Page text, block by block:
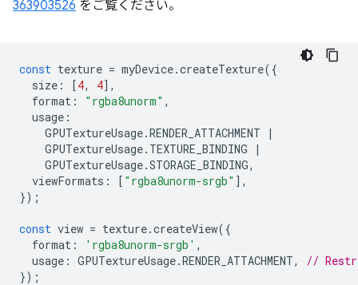
363903526 をご覧ください。
const texture = myDevice.createTexture({
size : [4, 4],
format : "rgba8unorm" ,
usage :
GPUTextureUsage.RENDER_ATTACHMENT
|
GPUTextureUsage. TEXTURE_BINDING
|
GPUTextureUsage.STORAGE_BINDING,
viewFormats : [ "rgba8unorm-srgb" ],
});
const view = texture.createView({
format : 'rgba8unorm-srgb' ,
usage : GPUTextureUsage.RENDER_ATTACHMENT,
//
});